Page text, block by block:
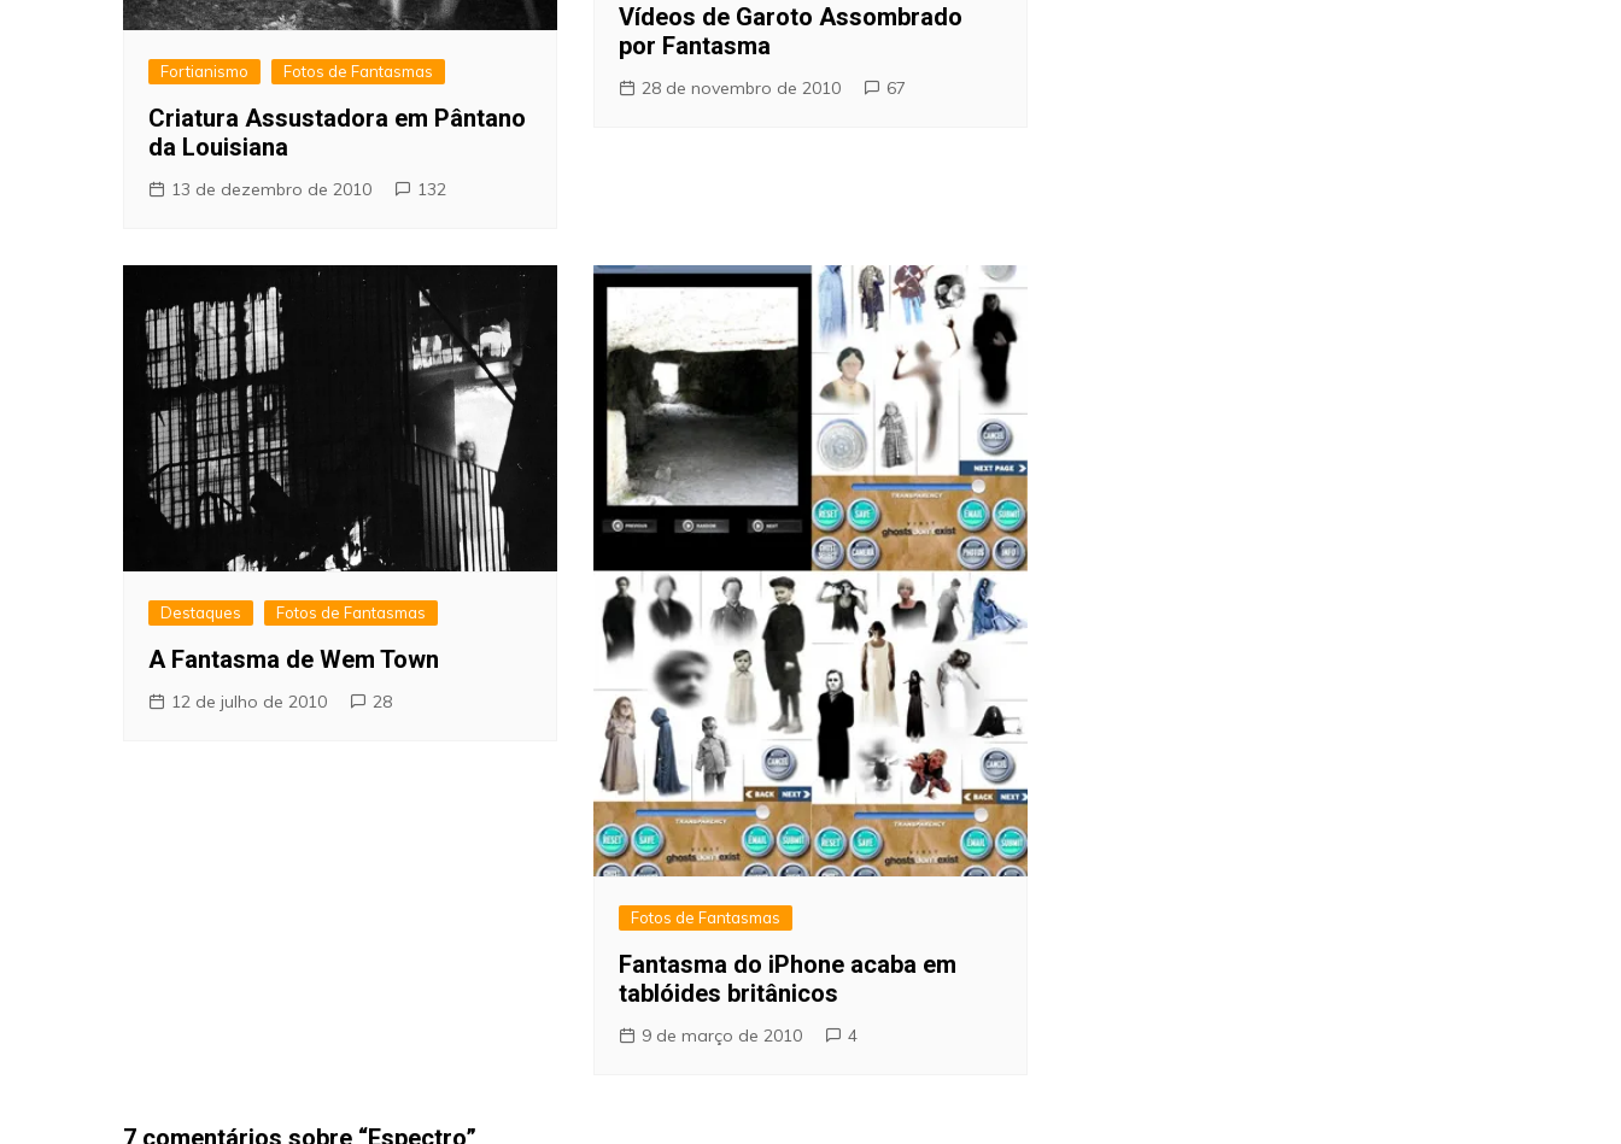
Fortianismo Fotos de Fantasmas
Criatura Assustadora em Pântano
da Louisiana
13 de dezembro de 2010 132
Vídeos de Garoto Assombrado
por Fantasma
28 de novembro de 2010 67
Destaques Fotos de Fantasmas
A Fantasma de Wem Town
12 de julho de 2010 28
Fotos de Fantasmas
Fantasma do iPhone acaba em
tablóides britânicos
9 de março de 2010 4
7 comentários sobre “Espectro”